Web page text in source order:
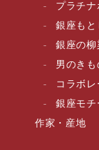
プラチナ
銀座もと
銀座の柳
男のき
コラボ
銀座モチ
作家・産地